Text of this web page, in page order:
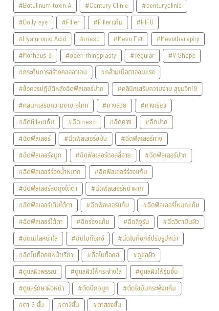
#Botulinum toxin A
#Century Clinic
#centuryclinic
#Dolly eye
#Filler #Fillerแก้ม
#HIFU
#Hyaluronic Acid
#meso #Meso Fat
#Mesotheraphy
#Morheus 8
#open rhinoplasty #regular
#V-Shape
#กระตุ้นการสร้างคอลลาเจน
#กล้ามเนื้อตาอ่อนแรง
#ข้อควรปฏิบัติหลังฉีดฟิลเลอร์ปาก
#คลินิกเสริมความงาม สุขุมวิท19
#คลินิกเสริมความงาม อโศก
#คางสวย
#คางเรียว
#ฉีดfillerแก้ม
#ฉีดmeso #ฉีดคาง
#ฉีดปาก
#ฉีดฟิลเลอร์
#ฉีดฟิลเลอร์ขมับ
#ฉีดฟิลเลอร์คาง
#ฉีดฟิลเลอร์จมูก
#ฉีดฟิลเลอร์ดอลลี่อาย
#ฉีดฟิลเลอร์ปาก
#ฉีดฟิลเลอร์ร่องน้ำหมาก
#ฉีดฟิลเลอร์ร่องแก้ม
#ฉีดฟิลเลอร์ลดถุงใต้ตา
#ฉีดฟิลเลอร์หน้าผาก
#ฉีดฟิลเลอร์เติมใต้ตา
#ฉีดฟิลเลอร์แก้ม
#ฉีดฟิลเลอร์โหนกแก้ม
#ฉีดฟิลเลอร์ใต้ตา
#ฉีดร่องแก้ม #ฉีดลีจูรัน
#ฉีดวิตามินผิว
#ฉีดเมโสหน้าใส
#ฉีดโบท็อกซ์
#ฉีดโบท็อกซ์ปรับรูปหน้า
#ฉีดโบท็อกซ์หน้าเรียว
#ดื้อโบท็อกซ์
#ดูแลผิว
#ดูแลผิวพรรณ
#ดูแลผิวให้กระจ่างใส
#ดูแลผิวให้ชุ่มชื้น
#ดูแลรักษาผิวหน้า
#ตัดปีกจมูก
#ตัดไขมันกระพุ้งแก้ม
#ตา 2 ชั้น
#ตา2ชั้น #ตาสองชั้น